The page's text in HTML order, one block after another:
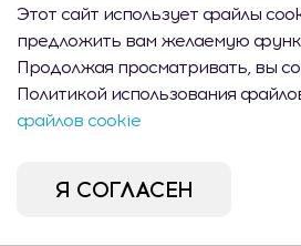
для тёмных столешниц. Отлично
для повседневного
практичного подарка на
дополнения к домашнему
Характеристики и комплект: В
высотой 6,7 см. Большая рабочая
Этот сайт использует файлы
предложить вам желаемую
Продолжая просматривать, вы
Политикой использования
файлов cookie
Я СОГЛАСЕН